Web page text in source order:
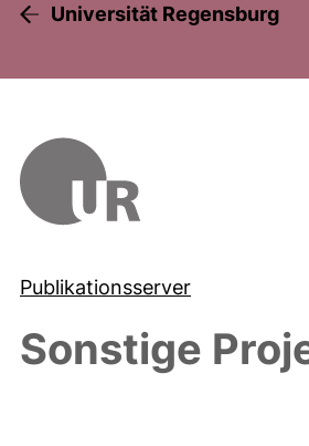
Universität Regensburg
Publikationsserver
Sonstige